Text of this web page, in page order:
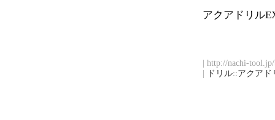
アクアドリル
| http://nachi-
ドリル::アクア